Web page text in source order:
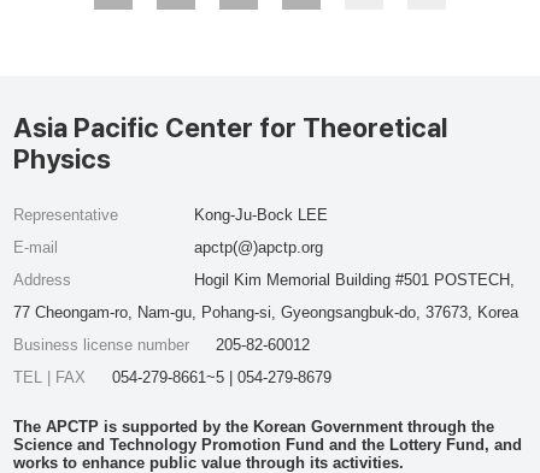
Asia Pacific Center for Theoretical
Physics
Representative
Kong-Ju-Bock LEE
E-mail
apctp(@)apctp.org
Address
Hogil Kim Memorial Building #501 POSTECH,
77 Cheongam-ro, Nam-gu, Pohang-si, Gyeongsangbuk-do, 37673, Korea
Business license number
205-82-60012
TEL | FAX
054-279-8661~5 | 054-279-8679
The APCTP is supported by the Korean Government through the
Science and Technology Promotion Fund and the Lottery Fund, and
works to enhance public value through its activities.